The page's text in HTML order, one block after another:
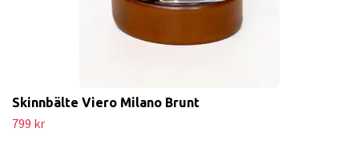
Skinnbälte Viero Milano Brunt
799 kr